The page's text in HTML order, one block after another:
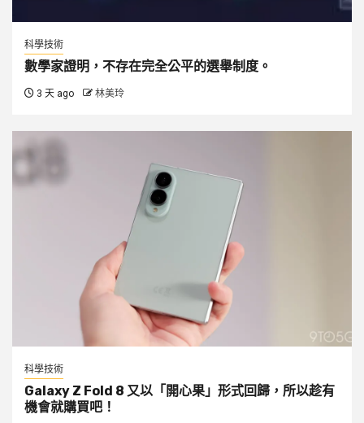
科學技術
數學家證明，不存在完全公平的選舉制度。
3 天 ago 林美玲
科學技術
Galaxy Z Fold 8 又以「開心果」形式回歸，所以趁有
機會就購買吧！